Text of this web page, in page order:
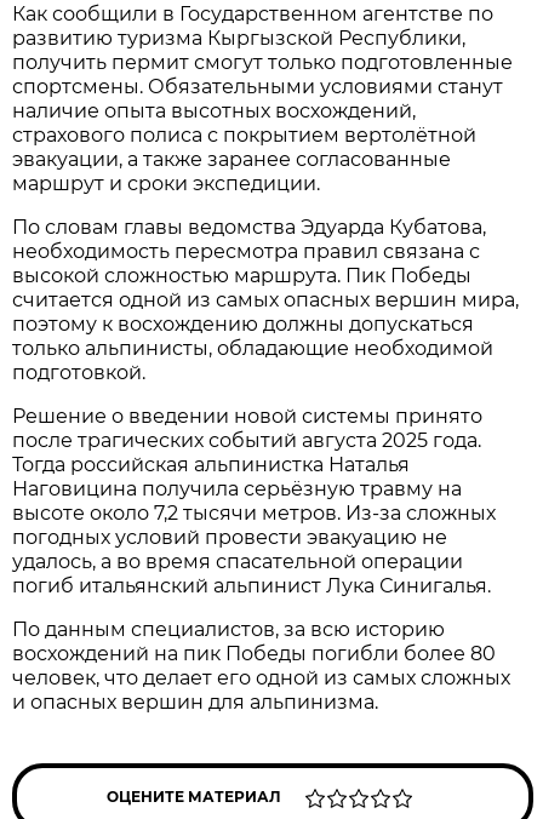
Как сообщили в Государственном агентстве по
развитию туризма Кыргызской Республики,
получить пермит смогут только подготовленные
спортсмены. Обязательными условиями станут
наличие опыта высотных восхождений,
страхового полиса с покрытием вертолётной
эвакуации, а также заранее согласованные
маршрут и сроки экспедиции.
По словам главы ведомства Эдуарда Кубатова,
необходимость пересмотра правил связана с
высокой сложностью маршрута. Пик Победы
считается одной из самых опасных вершин мира,
поэтому к восхождению должны допускаться
только альпинисты, обладающие необходимой
подготовкой.
Решение о введении новой системы принято
после трагических событий августа 2025 года.
Тогда российская альпинистка Наталья
Наговицина получила серьёзную травму на
высоте около 7,2 тысячи метров. Из-за сложных
погодных условий провести эвакуацию не
удалось, а во время спасательной операции
погиб итальянский альпинист Лука Синигалья.
По данным специалистов, за всю историю
восхождений на пик Победы погибли более 80
человек, что делает его одной из самых сложных
и опасных вершин для альпинизма.
ОЦЕНИТЕ МАТЕРИАЛ